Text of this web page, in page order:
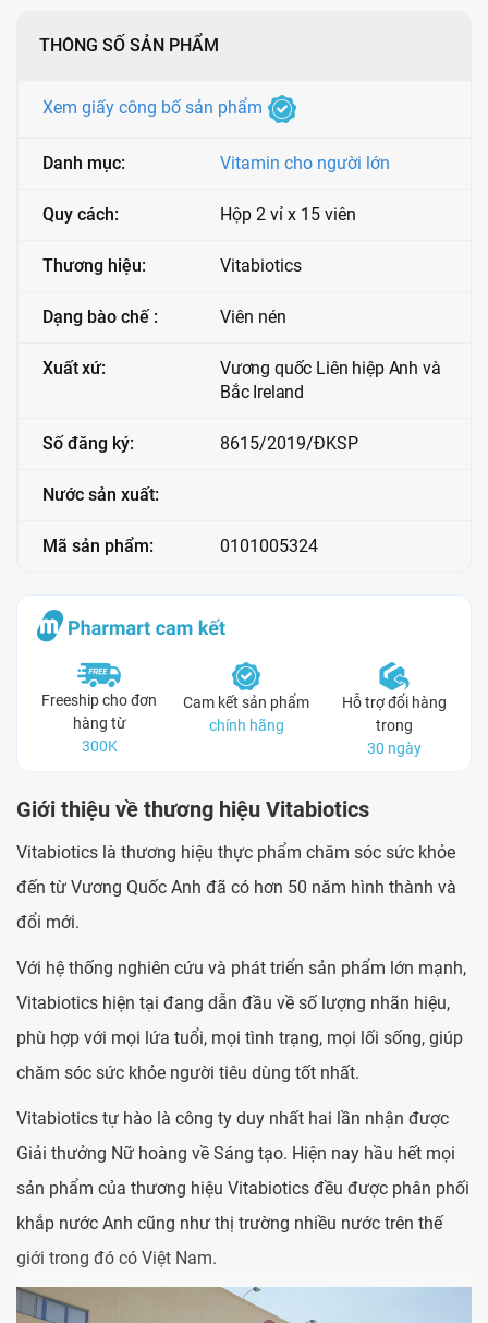
THÔNG SỐ SẢN PHẨM
Xem giấy công bố sản phẩm
Danh mục: Vitamin cho người lớn
Quy cách: Hộp 2 vỉ x 15 viên
Thương hiệu: Vitabiotics
Dạng bào chế : Viên nén
Xuất xứ:
Vương quốc Liên hiệp Anh và
Bắc Ireland
Số đăng ký: 8615/2019/ĐKSP
Nước sản xuất:
Mã sản phẩm: 0101005324
Freeship cho đơn
hàng từ
300K
Cam kết sản phẩm
chính hãng
Hỗ trợ đổi hàng
trong
30 ngày
Giới thiệu về thương hiệu Vitabiotics
Vitabiotics là thương hiệu thực phẩm chăm sóc sức khỏe
đến từ Vương Quốc Anh đã có hơn 50 năm hình thành và
đổi mới.
Với hệ thống nghiên cứu và phát triển sản phẩm lớn mạnh,
Vitabiotics hiện tại đang dẫn đầu về số lượng nhãn hiệu,
phù hợp với mọi lứa tuổi, mọi tình trạng, mọi lối sống, giúp
chăm sóc sức khỏe người tiêu dùng tốt nhất.
Vitabiotics tự hào là công ty duy nhất hai lần nhận được
Giải thưởng Nữ hoàng về Sáng tạo. Hiện nay hầu hết mọi
sản phẩm của thương hiệu Vitabiotics đều được phân phối
khắp nước Anh cũng như thị trường nhiều nước trên thế
giới trong đó có Việt Nam.